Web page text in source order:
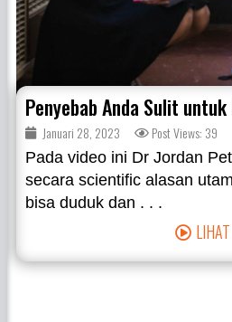
Penyebab Anda Sulit
Januari 28, 2023 Post Views: 39
Pada video ini Dr Jordan
secara scientific alasan
bisa duduk dan . . .
LIHAT